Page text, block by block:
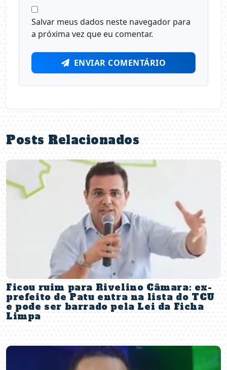
Salvar meus dados neste navegador para
a próxima vez que eu comentar.
ENVIAR COMENTÁRIO
Posts Relacionados
Ficou ruim para Rivelino Câmara: ex-
prefeito de Patu entra na lista do TCU
e pode ser barrado pela Lei da Ficha
Limpa